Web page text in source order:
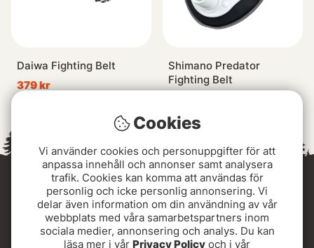
Daiwa Fighting Belt
379 kr
Shimano Predator
Fighting Belt
Cookies
Vi använder cookies och personuppgifter för att
anpassa innehåll och annonser samt analysera
trafik. Cookies kan komma att användas för
personlig och icke personlig annonsering. Vi
delar även information om din användning av vår
webbplats med våra samarbetspartners inom
sociala medier, annonsering och analys. Du kan
läsa mer i vår Privacy Policy och i vår